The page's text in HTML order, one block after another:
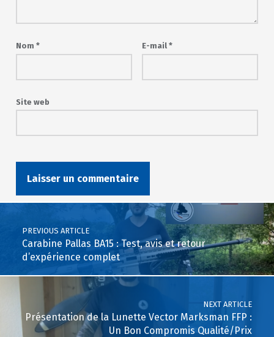
Nom * E-mail *
Site web
Post navigation
PREVIOUS ARTICLE
Carabine Pallas BA15 : Test, avis et retour
d’expérience complet
NEXT ARTICLE
Présentation de la Lunette Vector Marksman FFP :
Un Bon Compromis Qualité/Prix